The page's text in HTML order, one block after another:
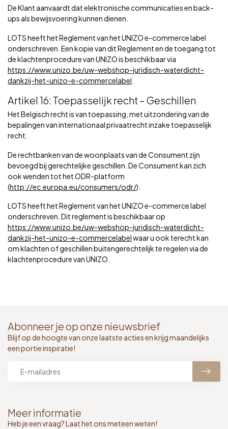
De Klant aanvaardt dat elektronische communicaties en back-
ups als bewijsvoering kunnen dienen.
LOTS heeft het Reglement van het UNIZO e-commerce label
onderschreven. Een kopie van dit Reglement en de toegang tot
de klachtenprocedure van UNIZO is beschikbaar via
https://www.unizo.be/uw-webshop-juridisch-waterdicht-
dankzij-het-unizo-e-commercelabel
Artikel 16: Toepasselijk recht – Geschillen
Het Belgisch recht is van toepassing, met uitzondering van de
bepalingen van internationaal privaatrecht inzake toepasselijk
recht.
De rechtbanken van de woonplaats van de Consument zijn
bevoegd bij gerechtelijke geschillen. De Consument kan zich
ook wenden tot het ODR-platform
(http://ec.europa.eu/consumers/odr/).
LOTS heeft het Reglement van het UNIZO e-commerce label
onderschreven. Dit reglement is beschikbaar op
https://www.unizo.be/uw-webshop-juridisch-waterdicht-
dankzij-het-unizo-e-commercelabelwaar u ook terecht kan
om klachten of geschillen buitengerechtelijk te regelen via de
klachtenprocedure van UNIZO.
Meer informatie
Heb je een vraag? Laat het ons meteen weten!
Abonneer je op onze nieuwsbrief
Blijf op de hoogte van onze laatste acties en krijg maandelijks
een portie inspiratie!